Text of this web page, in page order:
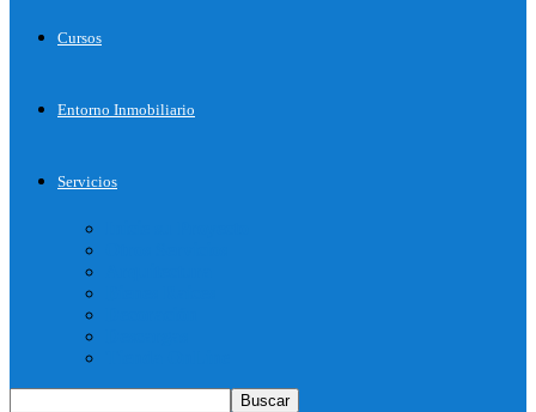
Cursos
Entorno Inmobiliario
Servicios